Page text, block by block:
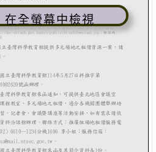
在全螢幕中檢視